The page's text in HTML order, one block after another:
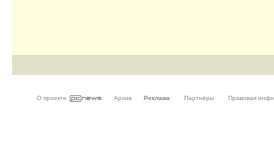
О проекте Архив Реклама Партнёры Правовая